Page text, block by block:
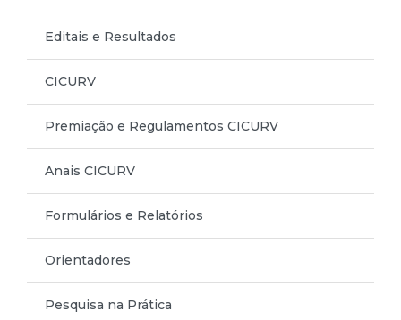
Editais e Resultados
CICURV
Premiação e Regulamentos CICURV
Anais CICURV
Formulários e Relatórios
Orientadores
Pesquisa na Prática